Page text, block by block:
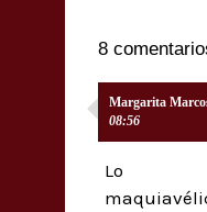
8
Margarita
08:56
Lo